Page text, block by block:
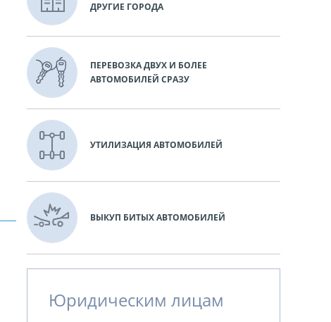
ДРУГИЕ ГОРОДА
ПЕРЕВОЗКА ДВУХ И БОЛЕЕ
АВТОМОБИЛЕЙ СРАЗУ
УТИЛИЗАЦИЯ АВТОМОБИЛЕЙ
ВЫКУП БИТЫХ АВТОМОБИЛЕЙ
Юридическим лицам